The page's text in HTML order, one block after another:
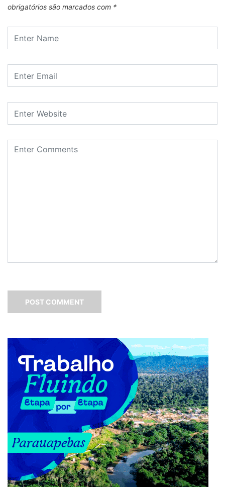
obrigatórios são marcados com *